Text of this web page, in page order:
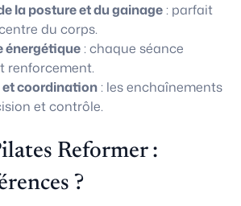
la posture et du gainage: parfait
du corps.
énergétique: chaque séance
renforcement.
coordination: les enchaînements
et contrôle.
Reformer :
?